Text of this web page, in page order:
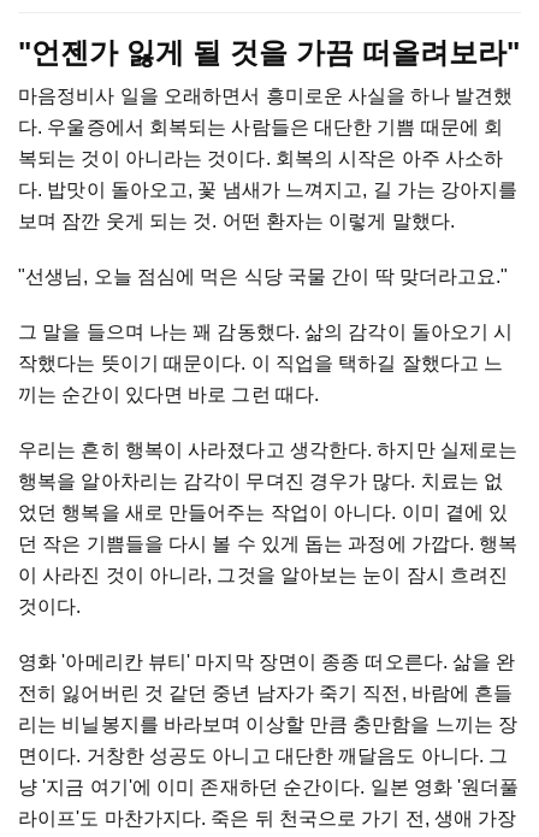
"언젠가 잃게 될 것을 가끔 떠올려보라"
마음정비사 일을 오래하면서 흥미로운 사실을 하나 발견했
다. 우울증에서 회복되는 사람들은 대단한 기쁨 때문에 회
복되는 것이 아니라는 것이다. 회복의 시작은 아주 사소하
다. 밥맛이 돌아오고, 꽃 냄새가 느껴지고, 길 가는 강아지를
보며 잠깐 웃게 되는 것. 어떤 환자는 이렇게 말했다.
"선생님, 오늘 점심에 먹은 식당 국물 간이 딱 맞더라고요."
그 말을 들으며 나는 꽤 감동했다. 삶의 감각이 돌아오기 시
작했다는 뜻이기 때문이다. 이 직업을 택하길 잘했다고 느
끼는 순간이 있다면 바로 그런 때다.
우리는 흔히 행복이 사라졌다고 생각한다. 하지만 실제로는
행복을 알아차리는 감각이 무뎌진 경우가 많다. 치료는 없
었던 행복을 새로 만들어주는 작업이 아니다. 이미 곁에 있
던 작은 기쁨들을 다시 볼 수 있게 돕는 과정에 가깝다. 행복
이 사라진 것이 아니라, 그것을 알아보는 눈이 잠시 흐려진
것이다.
영화 '아메리칸 뷰티' 마지막 장면이 종종 떠오른다. 삶을 완
전히 잃어버린 것 같던 중년 남자가 죽기 직전, 바람에 흔들
리는 비닐봉지를 바라보며 이상할 만큼 충만함을 느끼는 장
면이다. 거창한 성공도 아니고 대단한 깨달음도 아니다. 그
냥 '지금 여기'에 이미 존재하던 순간이다. 일본 영화 '원더풀
라이프'도 마찬가지다. 죽은 뒤 천국으로 가기 전, 생애 가장